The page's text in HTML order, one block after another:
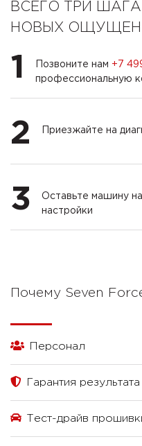
ВСЕГО ТРИ
НОВЫХ
1 Позвоните нам +7
профессиональную
2 Приезжайте на
3
Оставьте машину
настройки
Почему Seven
Персонал
Гарантия результата
Тест-драйв